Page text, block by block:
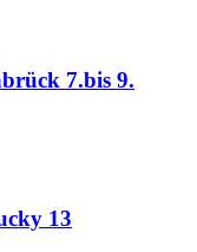
7.bis 9.
13